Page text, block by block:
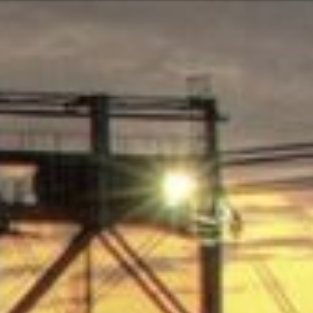
i proizvodima? Potrebna vam je
8:00 - 18:00
8:00 - 13:00
Pomoć i
Pronađite